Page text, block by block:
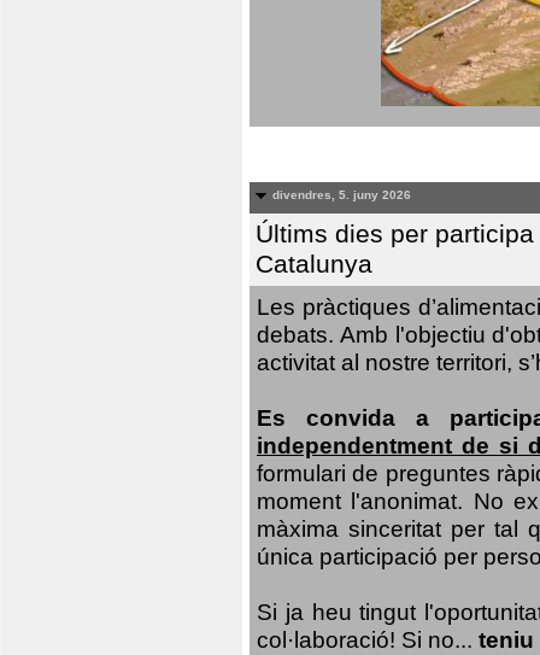
divendres, 5. juny 2026
Últims dies per
Catalunya
Les pràctiques
debats. Amb l'objectiu
activitat al nostre territori,
Es convida a
independentment de si
formulari de preguntes
moment l'anonimat. No
màxima sinceritat per tal
única participació per
Si ja heu tingut
col·laboració! Si no... teniu